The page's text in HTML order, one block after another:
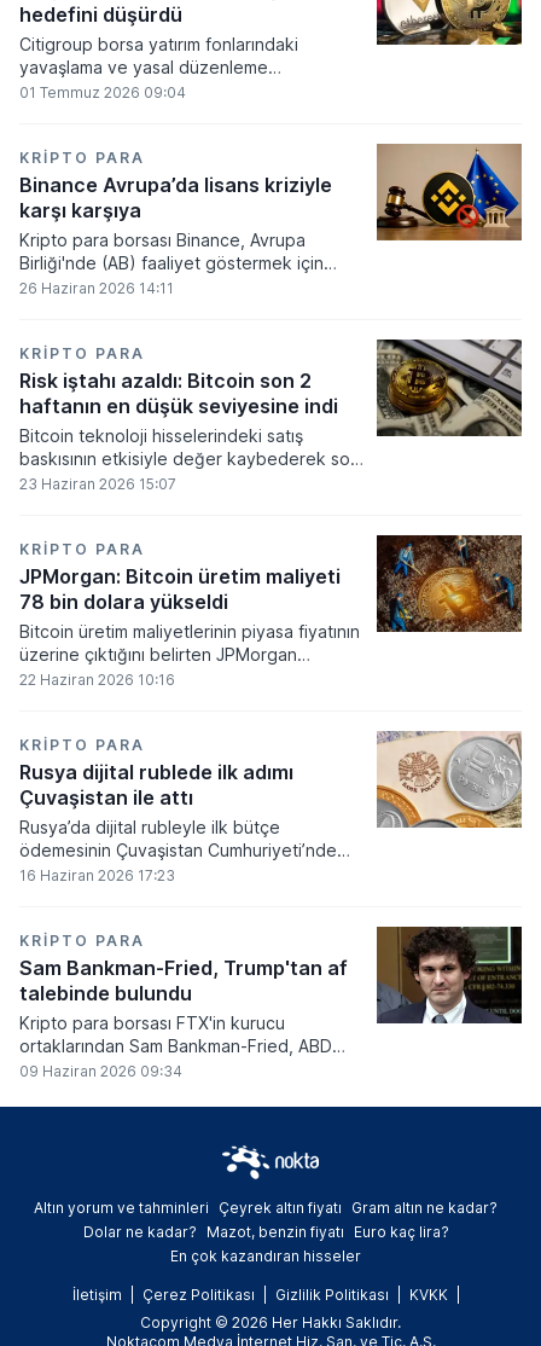
hedefini düşürdü
Citigroup borsa yatırım fonlarındaki
yavaşlama ve yasal düzenleme
beklentilerinin zayıflaması üzerine kripto
01 Temmuz 2026 09:04
KRIPTO PARA
Binance Avrupa’da lisans kriziyle
karşı karşıya
Kripto para borsası Binance, Avrupa
Birliği'nde (AB) faaliyet göstermek için
gerekli düzenleyici onayları alamadı.
26 Haziran 2026 14:11
KRIPTO PARA
Risk iştahı azaldı: Bitcoin son 2
haftanın en düşük seviyesine indi
Bitcoin teknoloji hisselerindeki satış
baskısının etkisiyle değer kaybederek son
iki haftanın en düşük seviyesini gördü.
23 Haziran 2026 15:07
KRIPTO PARA
JPMorgan: Bitcoin üretim maliyeti
78 bin dolara yükseldi
Bitcoin üretim maliyetlerinin piyasa fiyatının
üzerine çıktığını belirten JPMorgan
analistleri, madencilik sektöründeki kârlılık
22 Haziran 2026 10:16
KRIPTO PARA
Rusya dijital rublede ilk adımı
Çuvaşistan ile attı
Rusya’da dijital rubleyle ilk bütçe
ödemesinin Çuvaşistan Cumhuriyeti’nde
gerçekleştirildiği bildirildi.
16 Haziran 2026 17:23
KRIPTO PARA
Sam Bankman-Fried, Trump'tan af
talebinde bulundu
Kripto para borsası FTX'in kurucu
ortaklarından Sam Bankman-Fried, ABD
Başkanı Donald Trump'tan resmi olarak af
09 Haziran 2026 09:34
Altın yorum ve tahminleri Çeyrek altın fiyatı
Gram altın ne kadar?
Dolar ne kadar?
Mazot, benzin fiyatı
Euro kaç lira?
En çok kazandıran hisseler
İletişim Çerez Politikası Gizlilik Politikası
KVKK
Copyright © 2026 Her Hakkı Saklıdır.
Noktacom Medya İnternet Hiz. San. ve Tic. A.Ş.